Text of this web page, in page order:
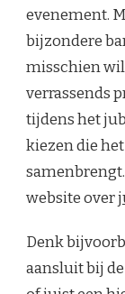
evenement.
bijzondere
misschien
verrassends
tijdens het
kiezen die
website over
Denk
aansluit bij